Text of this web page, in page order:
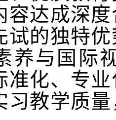
容达成深
试的独特
养与国际
准化、专
习教学质